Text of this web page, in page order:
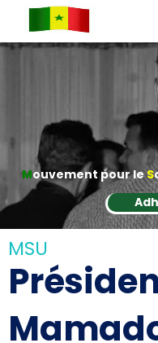
Mouvement pour leS
MSU